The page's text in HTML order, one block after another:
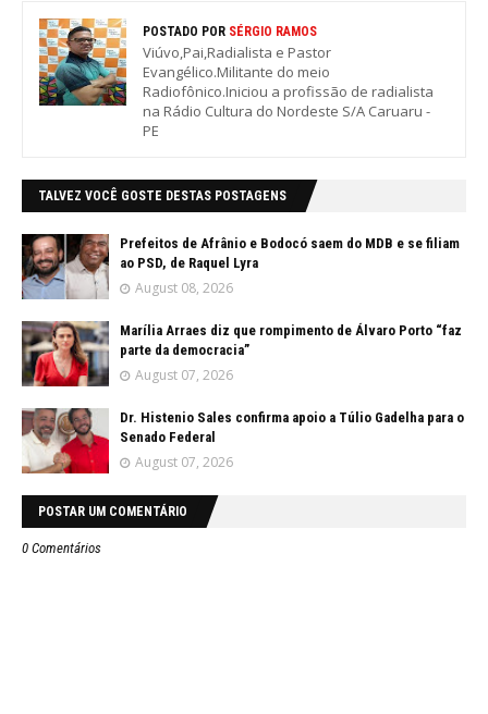
POSTADO POR SÉRGIO RAMOS
Viúvo,Pai,Radialista e Pastor
Evangélico.Militante do meio
Radiofônico.Iniciou a profissão de radialista
na Rádio Cultura do Nordeste S/A Caruaru -
PE
TALVEZ VOCÊ GOSTE DESTAS POSTAGENS
Prefeitos de Afrânio e Bodocó saem do MDB e se filiam
ao PSD, de Raquel Lyra
August 08, 2026
Marília Arraes diz que rompimento de Álvaro Porto “faz
parte da democracia”
August 07, 2026
Dr. Histenio Sales confirma apoio a Túlio Gadelha para o
Senado Federal
August 07, 2026
POSTAR UM COMENTÁRIO
0 Comentários